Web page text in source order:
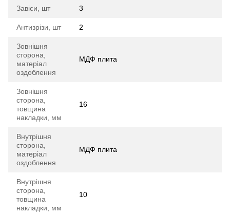
Завіси, шт 3
Антизрізи, шт 2
Зовнішня
сторона,
матеріал
оздоблення
МДФ плита
Зовнішня
сторона,
товщина
накладки, мм
16
Внутрішня
сторона,
матеріал
оздоблення
МДФ плита
Внутрішня
сторона,
товщина
накладки, мм
10